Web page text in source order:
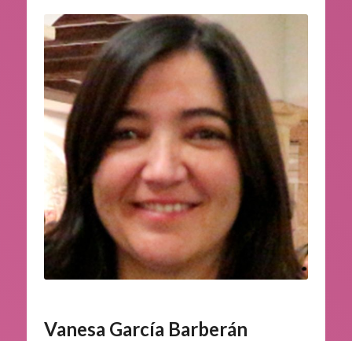
Vanesa García Barberán